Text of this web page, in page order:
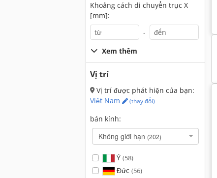
Khoảng cách di chuyển trục X
[mm]:
-
Xem thêm
Vị trí
Vị trí được phát hiện của bạn:
Việt Nam
(thay đổi)
bán kính:
Không giới hạn (202)
Ý (58)
Đức (56)
Morbidelli Weeke Baz